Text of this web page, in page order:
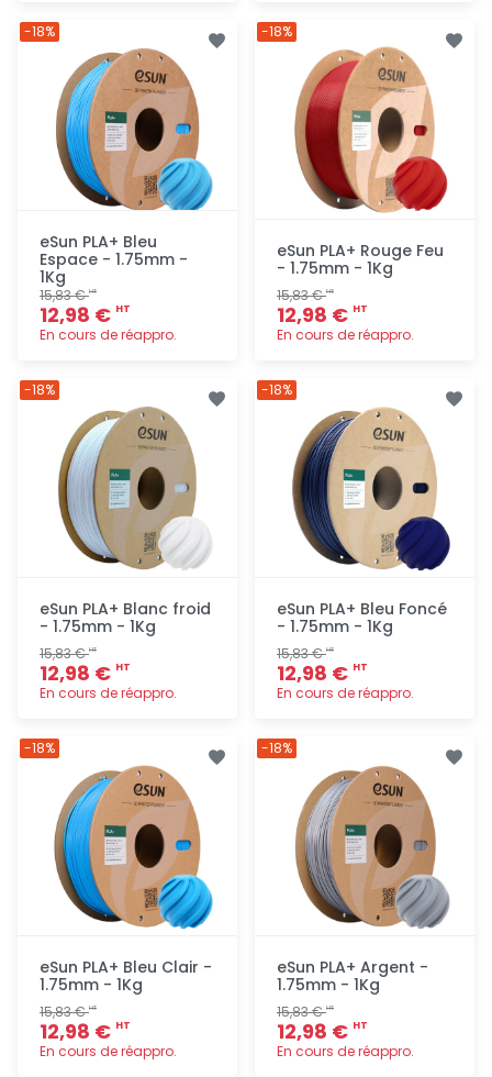
rapide
rapide
eSun PLA+ Bleu
Espace - 1.75mm -
1Kg
15,83 €HT
12,98 € HT
En cours de réappro.
rapide
-18%
eSun PLA+ Rouge Feu
- 1.75mm - 1Kg
15,83 €HT
12,98 € HT
En cours de réappro.
rapide
-18%
eSun PLA+ Blanc froid
- 1.75mm - 1Kg
15,83 €HT
12,98 € HT
En cours de réappro.
rapide
-18%
eSun PLA+ Bleu Foncé
- 1.75mm - 1Kg
15,83 €HT
12,98 € HT
En cours de réappro.
rapide
-18%
eSun PLA+ Bleu Clair -
1.75mm - 1Kg
15,83 €HT
12,98 € HT
En cours de réappro.
-18%
eSun PLA+ Argent -
1.75mm - 1Kg
15,83 €HT
12,98 € HT
En cours de réappro.
-18%